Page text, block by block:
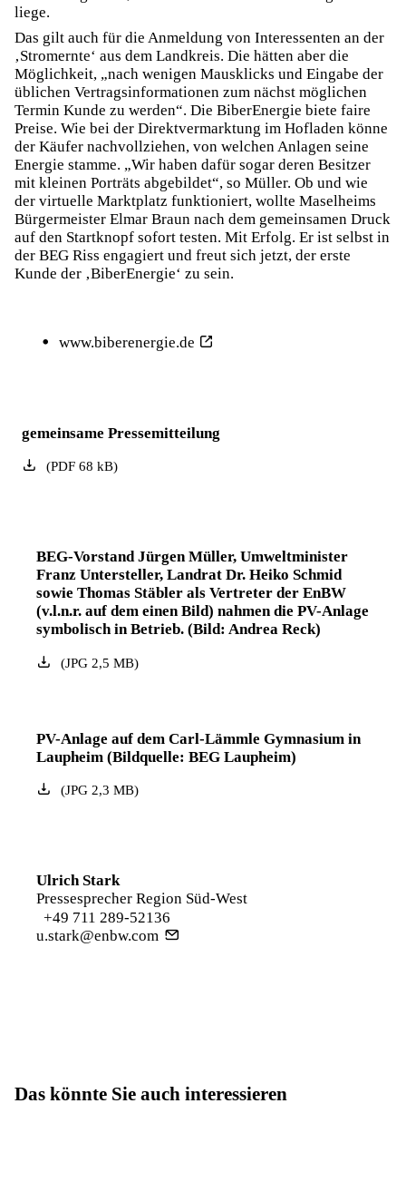
liege.
Das gilt auch für die Anmeldung von Interessenten an der
‚Stromernte‘ aus dem Landkreis. Die hätten aber die
Möglichkeit, „nach wenigen Mausklicks und Eingabe der
üblichen Vertragsinformationen zum nächst möglichen
Termin Kunde zu werden“. Die BiberEnergie biete faire
Preise. Wie bei der Direktvermarktung im Hofladen könne
der Käufer nachvollziehen, von welchen Anlagen seine
Energie stamme. „Wir haben dafür sogar deren Besitzer
mit kleinen Porträts abgebildet“, so Müller. Ob und wie
der virtuelle Marktplatz funktioniert, wollte Maselheims
Bürgermeister Elmar Braun nach dem gemeinsamen Druck
auf den Startknopf sofort testen. Mit Erfolg. Er ist selbst in
der BEG Riss engagiert und freut sich jetzt, der erste
Kunde der ‚BiberEnergie‘ zu sein.
www.biberenergie.de
gemeinsame Pressemitteilung
(PDF68 kB)
BEG-Vorstand Jürgen Müller, Umweltminister
Franz Untersteller, Landrat Dr. Heiko Schmid
sowie Thomas Stäbler als Vertreter der EnBW
(v.l.n.r. auf dem einen Bild) nahmen die PV-Anlage
symbolisch in Betrieb. (Bild: Andrea Reck)
(JPG2,5 MB)
PV-Anlage auf dem Carl-Lämmle Gymnasium in
Laupheim (Bildquelle: BEG Laupheim)
(JPG2,3 MB)
Ulrich Stark
Pressesprecher Region Süd-West
+49 711 289-52136
u.stark@enbw.com
Das könnte Sie auch interessieren